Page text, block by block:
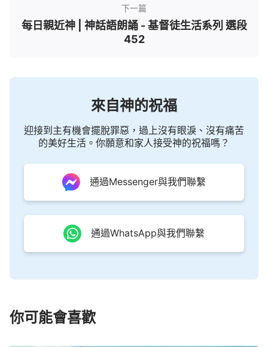
下一篇
每日親近神 | 神話語朗誦 - 基督徒生活系列 選段
452
來自神的祝福
迎接到主有機會擺脫罪惡，過上沒有眼淚、沒有痛苦
的美好生活。你願意和家人接受神的祝福嗎？
通過Messenger與我們聯繫
通過WhatsApp與我們聯繫
你可能會喜歡